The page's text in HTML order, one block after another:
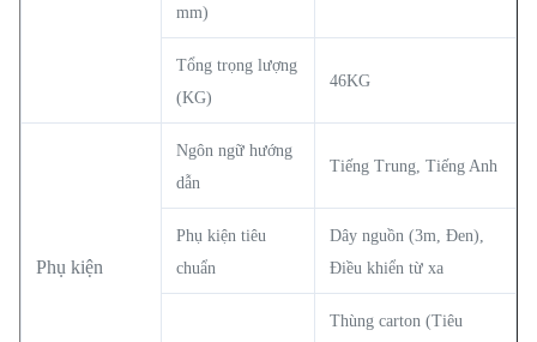
mm)
Tổng trọng lượng
(KG)
46KG
Phụ kiện
Ngôn ngữ hướng
dẫn
Tiếng Trung, Tiếng Anh
Phụ kiện tiêu
chuẩn
Dây nguồn (3m, Đen),
Điều khiển từ xa
Thùng carton (Tiêu